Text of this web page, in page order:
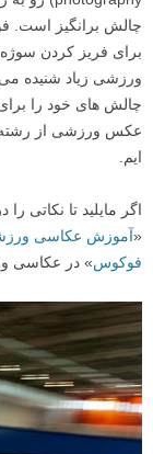
چالش برانگیز است.
برای فریز کردن
ورزشی زیاد شنیده
چالش های خود را
عکس ورزشی از رشته
ایم.
اگر مایلید تا نکاتی
«آموزش عکاسی
فوکوس» در عکاسی